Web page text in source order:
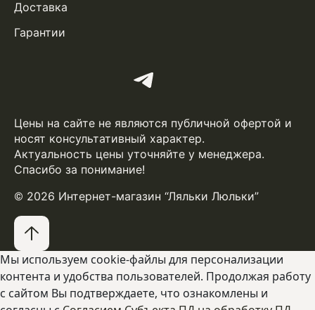
Доставка
Гарантии
Цены на сайте не являются публичной офертой и
носят консультативный характер.
Актуальность цены уточняйте у менеджера.
Спасибо за понимание!
© 2026 Интернет-магазин “Ляльки Люльки”
Мы используем cookie-файлы для персонализации
контента и удобства пользователей. Продолжая работу
с сайтом Вы подтверждаете, что ознакомлены и